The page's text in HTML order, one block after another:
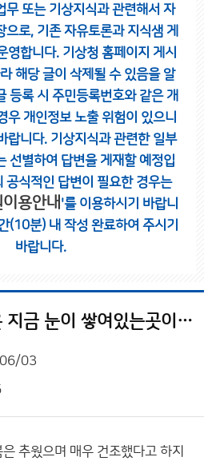
무 또는 기상지식과 관련해서 자
으로, 기존 자유토론과 지식샘 게
영합니다. 기상청 홈페이지 게시
해당 글이 삭제될 수 있음을 알
등록 시 주민등록번호와 같은 개
우 개인정보 노출 위험이 있으니
랍니다. 기상지식과 관련한 일부
선별하여 답변을 게재할 예정입
식적인 답변이 필요한 경우는
용안내 '를 이용하시기 바랍니
(10분) 내 작성 완료하여 주시기
바랍니다.
혹시 개마고원은 지금 눈이 쌓여있는곳이 있을까?
03
추웠으며 매우 건조했다고 하지